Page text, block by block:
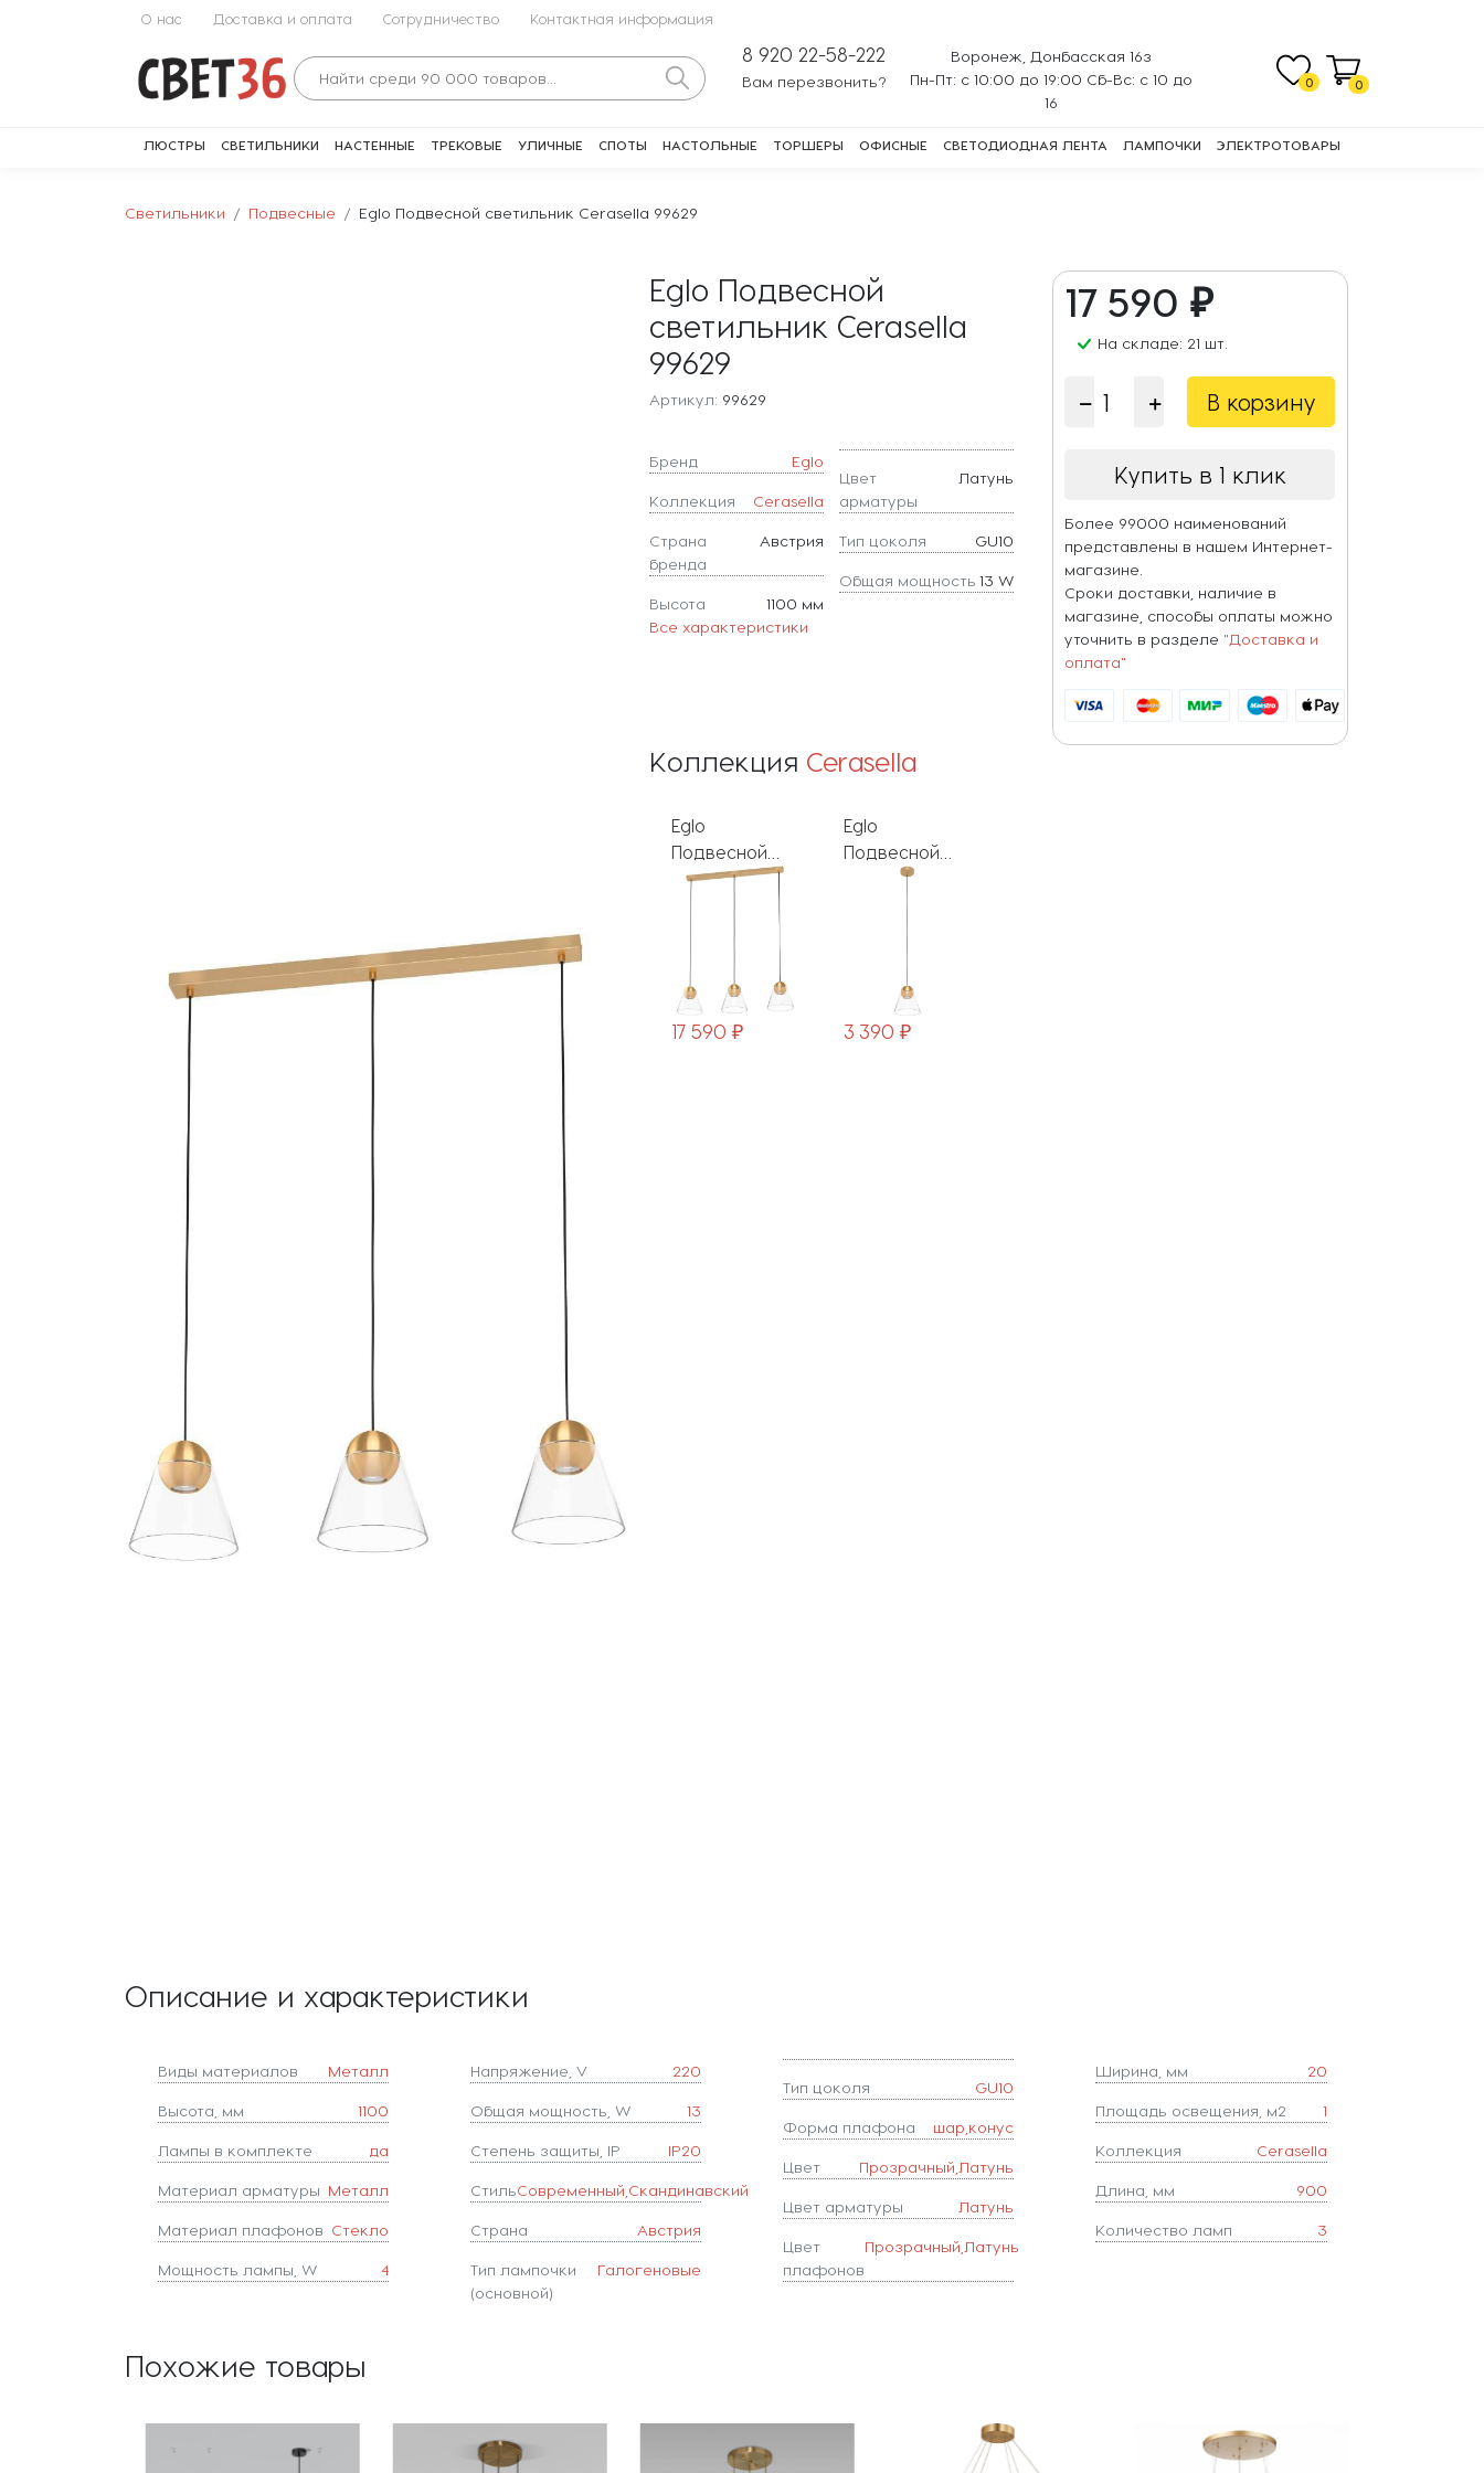
О нас Доставка и оплата Сотрудничество Контактная информация
8 920 22-58-222
Вам перезвонить?
Воронеж, Донбасская 16з
Пн-Пт: с 10:00 до 19:00 Сб-Вс: с 10 до
16
0 0
ЛЮСТРЫ СВЕТИЛЬНИКИ НАСТЕННЫЕ ТРЕКОВЫЕ УЛИЧНЫЕ СПОТЫ НАСТОЛЬНЫЕ ТОРШЕРЫ ОФИСНЫЕ СВЕТОДИОДНАЯ ЛЕНТА ЛАМПОЧКИ ЭЛЕКТРОТОВАРЫ
Светильники Подвесные Eglo Подвесной светильник Cerasella 99629
Eglo Подвесной
светильник Cerasella
99629
Артикул: 99629
Бренд Eglo
Коллекция Cerasella
Страна
бренда
Австрия
Высота 1100 мм
Цвет
арматуры
Латунь
Тип цоколя GU10
Общая мощность 13 W
Все характеристики
17 590 ₽
На складе: 21 шт.
В корзину
Купить в 1 клик
Более 99000 наименований
представлены в нашем Интернет-
магазине.
Сроки доставки, наличие в
магазине, способы оплаты можно
уточнить в разделе "Доставка и
оплата"
Коллекция Cerasella
Eglo
Подвесной
светильник
17 590 ₽
Eglo
Подвесной
светильник
3 390 ₽
Описание и характеристики
Виды материалов Металл
Высота, мм 1100
Лампы в комплекте да
Материал арматуры Металл
Материал плафонов Стекло
Мощность лампы, W 4
Напряжение, V 220
Общая мощность, W 13
Степень защиты, IP IP20
СтильСовременный,Скандинавский
Страна Австрия
Тип лампочки
(основной)
Галогеновые
Тип цоколя GU10
Форма плафона шар,конус
Цвет Прозрачный,Латунь
Цвет арматуры Латунь
Цвет
плафонов
Прозрачный,Латунь
Ширина, мм 20
Площадь освещения, м2 1
Коллекция Cerasella
Длина, мм 900
Количество ламп 3
Похожие товары